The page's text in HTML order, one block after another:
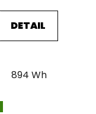
DETAIL
894 Wh